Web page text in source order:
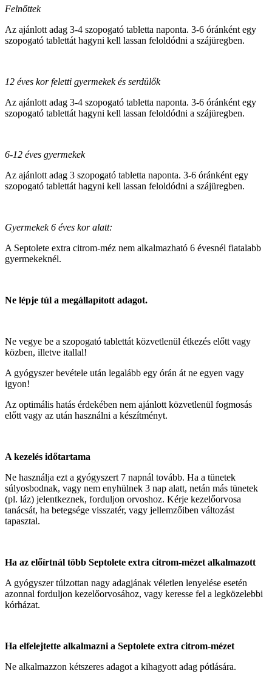
Felnőttek
Az ajánlott adag 3-4 szopogató tabletta naponta. 3-6 óránként egy
szopogató tablettát hagyni kell lassan feloldódni a szájüregben.
12 éves kor feletti gyermekek és serdülők
Az ajánlott adag 3-4 szopogató tabletta naponta. 3-6 óránként egy
szopogató tablettát hagyni kell lassan feloldódni a szájüregben.
6-12 éves gyermekek
Az ajánlott adag 3 szopogató tabletta naponta. 3-6 óránként egy
szopogató tablettát hagyni kell lassan feloldódni a szájüregben.
Gyermekek 6 éves kor alatt:
A Septolete extra citrom-méz nem alkalmazható 6 évesnél fiatalabb
gyermekeknél.
Ne lépje túl a megállapított adagot.
Ne vegye be a szopogató tablettát közvetlenül étkezés előtt vagy
közben, illetve itallal!
A gyógyszer bevétele után legalább egy órán át ne egyen vagy
igyon!
Az optimális hatás érdekében nem ajánlott közvetlenül fogmosás
előtt vagy az után használni a készítményt.
A kezelés időtartama
Ne használja ezt a gyógyszert 7 napnál tovább. Ha a tünetek
súlyosbodnak, vagy nem enyhülnek 3 nap alatt, netán más tünetek
(pl. láz) jelentkeznek, forduljon orvoshoz. Kérje kezelőorvosa
tanácsát, ha betegsége visszatér, vagy jellemzőiben változást
tapasztal.
Ha az előírtnál több Septolete extra citrom-mézet alkalmazott
A gyógyszer túlzottan nagy adagjának véletlen lenyelése esetén
azonnal forduljon kezelőorvosához, vagy keresse fel a legközelebbi
kórházat.
Ha elfelejtette alkalmazni a Septolete extra citrom-mézet
Ne alkalmazzon kétszeres adagot a kihagyott adag pótlására.